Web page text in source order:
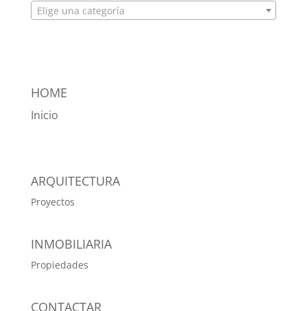
Elige una categoría
HOME
Inicio
ARQUITECTURA
Proyectos
INMOBILIARIA
Propiedades
CONTACTAR